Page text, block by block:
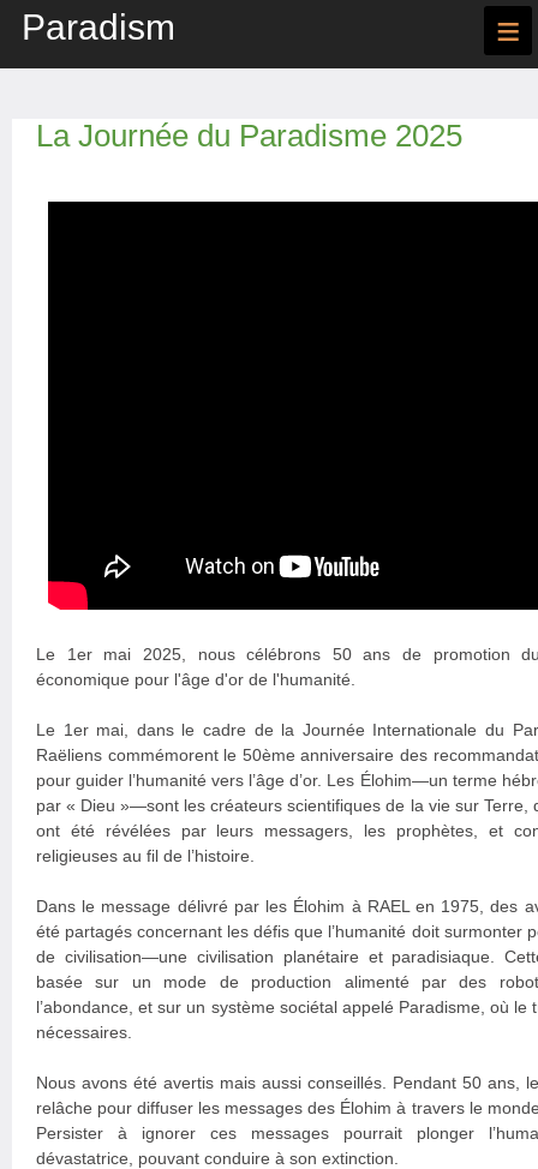
Paradism ≡
La Journée du Paradisme 2025
Le 1er mai 2025, nous célébrons 50 ans de promotion
économique pour l'âge d'or de l'humanité.
Le 1er mai, dans le cadre de la Journée Internationale du
Raëliens commémorent le 50ème anniversaire des
pour guider l’humanité vers l’âge d’or. Les Élohim—un terme
par « Dieu »—sont les créateurs scientifiques de la vie sur Terre,
ont été révélées par leurs messagers, les prophètes, et
religieuses au fil de l’histoire.
Dans le message délivré par les Élohim à RAEL en 1975, des
été partagés concernant les défis que l’humanité doit surmonter
de civilisation—une civilisation planétaire et paradisiaque.
basée sur un mode de production alimenté par des
l’abondance, et sur un système sociétal appelé Paradisme, où le
nécessaires.
Nous avons été avertis mais aussi conseillés. Pendant 50 ans,
relâche pour diffuser les messages des Élohim à travers le
Persister à ignorer ces messages pourrait plonger
dévastatrice, pouvant conduire à son extinction.